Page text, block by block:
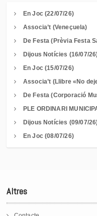
En Joc (22/07/26)
Associa’t (Veneçuela)
De Festa (Prèvia Festa
Dijous Notícies (16/07/
En Joc (15/07/26)
Associa’t (Llibre «No
De Festa (Corporació
PLE ORDINARI
Dijous Notícies (09/07/
En Joc (08/07/26)
Altres